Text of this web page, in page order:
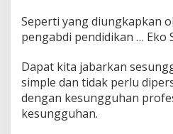
Seperti yang diungkapkan
pengabdi pendidikan … Eko
Dapat kita jabarkan
simple dan tidak perlu
dengan kesungguhan
kesungguhan.